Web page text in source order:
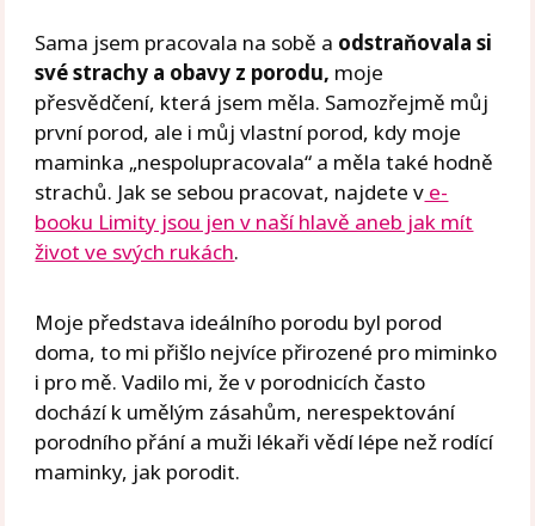
Sama jsem pracovala na sobě a odstraňovala si
své strachy a obavy z porodu, moje
přesvědčení, která jsem měla. Samozřejmě můj
první porod, ale i můj vlastní porod, kdy moje
maminka „nespolupracovala“ a měla také hodně
strachů. Jak se sebou pracovat, najdete v e-
booku Limity jsou jen v naší hlavě aneb jak mít
život ve svých rukách.
Moje představa ideálního porodu byl porod
doma, to mi přišlo nejvíce přirozené pro miminko
i pro mě. Vadilo mi, že v porodnicích často
dochází k umělým zásahům, nerespektování
porodního přání a muži lékaři vědí lépe než rodící
maminky, jak porodit.